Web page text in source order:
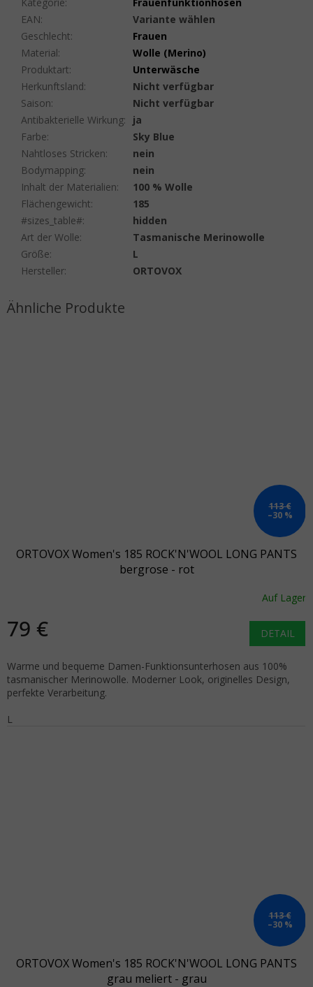
EAN:
Variante wählen
Geschlecht:
Frauen
Material:
Wolle (Merino)
Produktart:
Unterwäsche
Herkunftsland:
Nicht verfügbar
Saison:
Nicht verfügbar
Antibakterielle Wirkung:
ja
Farbe:
Sky Blue
Nahtloses Stricken:
nein
Bodymapping:
nein
Inhalt der Materialien:
100 % Wolle
Flächengewicht:
185
#sizes_table#:
hidden
Art der Wolle:
Tasmanische Merinowolle
Größe:
L
Hersteller: ORTOVOX
113 €
–30 %
ORTOVOX Women's 185 ROCK'N'WOOL LONG PANTS
bergrose - rot
Auf Lager
79 € DETAIL
Warme und bequeme Damen-Funktionsunterhosen aus 100%
tasmanischer Merinowolle. Moderner Look, originelles Design,
perfekte Verarbeitung.
L
113 €
–30 %
ORTOVOX Women's 185 ROCK'N'WOOL LONG PANTS
grau meliert - grau